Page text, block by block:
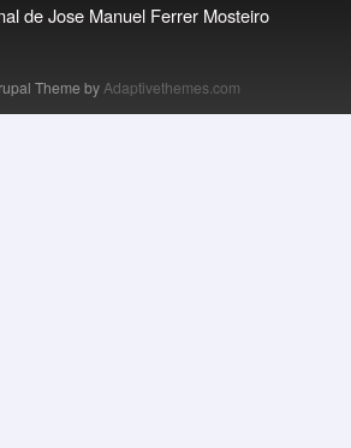
de Jose Manuel Ferrer Mosteiro
Theme byAdaptivethemes.com